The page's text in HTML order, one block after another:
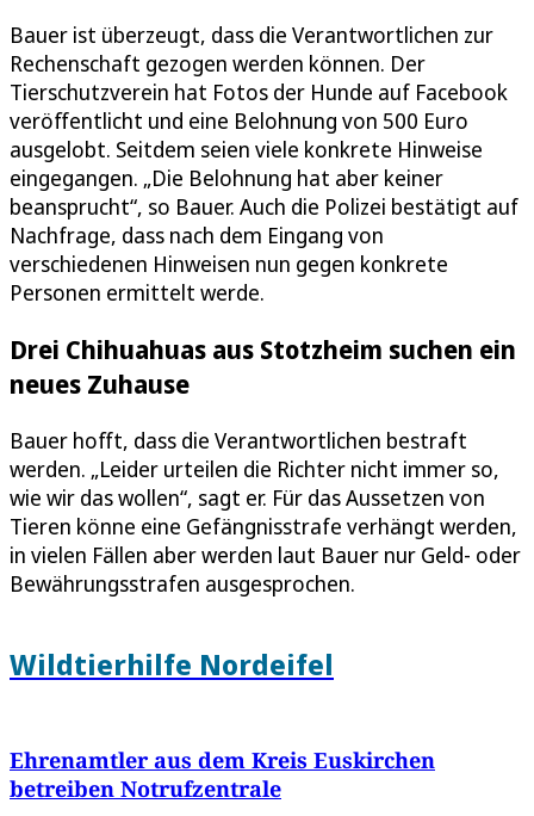
Bauer ist überzeugt, dass die Verantwortlichen zur
Rechenschaft gezogen werden können. Der
Tierschutzverein hat Fotos der Hunde auf Facebook
veröffentlicht und eine Belohnung von 500 Euro
ausgelobt. Seitdem seien viele konkrete Hinweise
eingegangen. „Die Belohnung hat aber keiner
beansprucht“, so Bauer. Auch die Polizei bestätigt auf
Nachfrage, dass nach dem Eingang von
verschiedenen Hinweisen nun gegen konkrete
Personen ermittelt werde.
Drei Chihuahuas aus Stotzheim suchen ein
neues Zuhause
Bauer hofft, dass die Verantwortlichen bestraft
werden. „Leider urteilen die Richter nicht immer so,
wie wir das wollen“, sagt er. Für das Aussetzen von
Tieren könne eine Gefängnisstrafe verhängt werden,
in vielen Fällen aber werden laut Bauer nur Geld- oder
Bewährungsstrafen ausgesprochen.
Wildtierhilfe Nordeifel
Ehrenamtler aus dem Kreis Euskirchen
betreiben Notrufzentrale